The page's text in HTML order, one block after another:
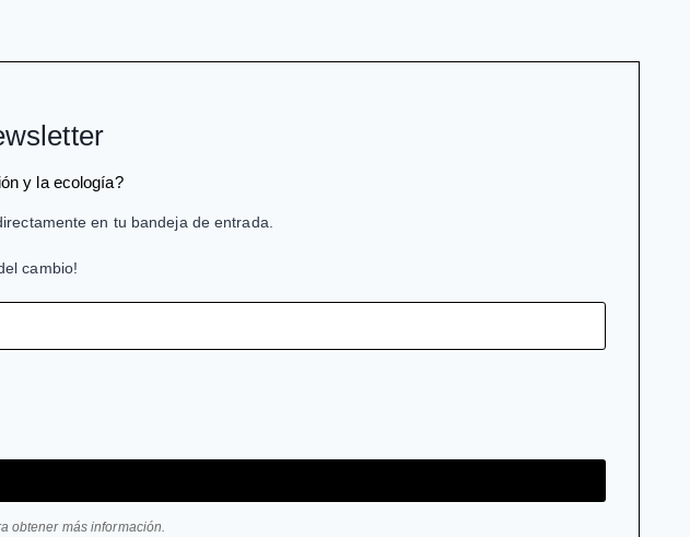
y la ecología?
en tu bandeja de entrada.
cambio!
obtener más información.